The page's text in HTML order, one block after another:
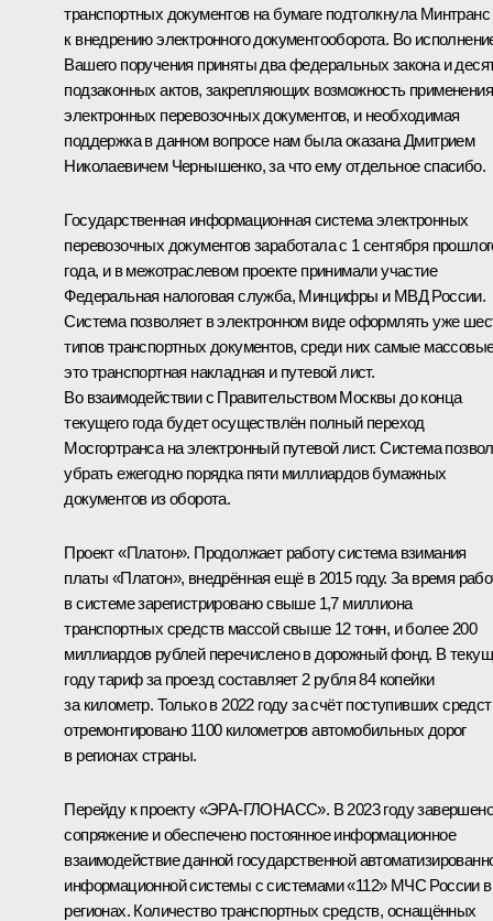
транспортных документов на бумаге подтолкнула Минтранс
к внедрению электронного документооборота. Во
Вашего поручения приняты два федеральных закона и
подзаконных актов, закрепляющих возможность применения
электронных перевозочных документов, и необходимая
поддержка в данном вопросе нам была оказана Дмитрием
Николаевичем Чернышенко, за что ему отдельное спасибо.
Государственная информационная система электронных
перевозочных документов заработала с 1 сентября
года, и в межотраслевом проекте принимали участие
Федеральная налоговая служба, Минцифры и МВД России.
Система позволяет в электронном виде оформлять уже
типов транспортных документов, среди них самые
это транспортная накладная и путевой лист.
Во взаимодействии с Правительством Москвы до конца
текущего года будет осуществлён полный переход
Мосгортранса на электронный путевой лист. Система
убрать ежегодно порядка пяти миллиардов бумажных
документов из оборота.
Проект «Платон». Продолжает работу система взимания
платы «Платон», внедрённая ещё в 2015 году. За время
в системе зарегистрировано свыше 1,7 миллиона
транспортных средств массой свыше 12 тонн, и более 200
миллиардов рублей перечислено в дорожный фонд. В
году тариф за проезд составляет 2 рубля 84 копейки
за километр. Только в 2022 году за счёт поступивших
отремонтировано 1100 километров автомобильных дорог
в регионах страны.
Перейду к проекту «ЭРА-ГЛОНАСС». В 2023 году завершено
сопряжение и обеспечено постоянное информационное
взаимодействие данной государственной
информационной системы с системами «112» МЧС России
регионах. Количество транспортных средств, оснащённых